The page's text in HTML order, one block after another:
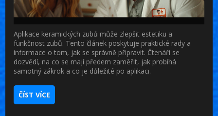
Aplikace keramických zubů může zlepšit estetiku a
funkčnost zubů. Tento článek poskytuje praktické rady a
informace o tom, jak se správně připravit. Čtenáři se
dozvědí, na co se mají předem zaměřit, jak probíhá
samotný zákrok a co je důležité po aplikaci.
ČÍST VÍCE